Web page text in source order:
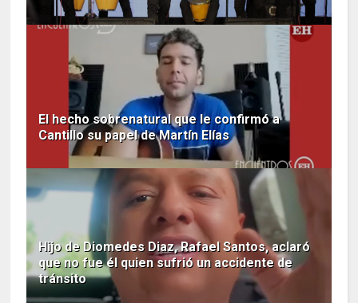
El hecho sobrenatural que le confirmó a
Cantillo su papel de Martín Elías
Hijo de Diomedes Diaz, Rafael Santos, aclaró
que no fue él quien sufrió un accidente de
tránsito